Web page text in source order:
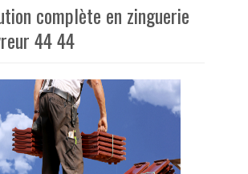
complète en zinguerie
44 44